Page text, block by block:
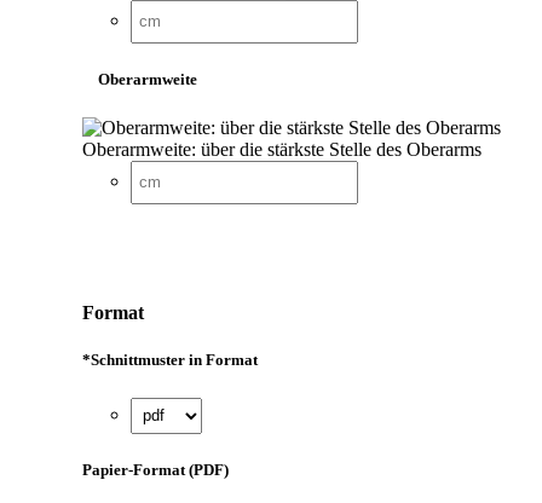
Oberarmweite
Oberarmweite: über die stärkste Stelle des Oberarms
Format
*Schnittmuster in Format
Papier-Format (PDF)